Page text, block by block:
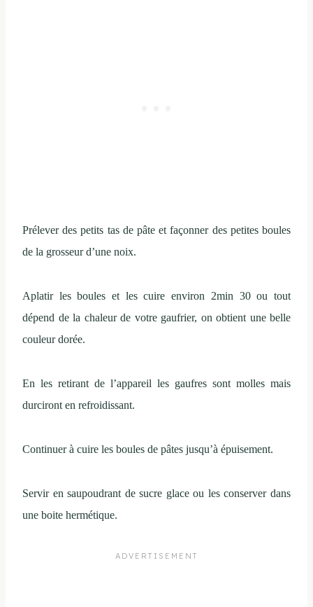
Prélever des petits tas de pâte et façonner des petites boules
de la grosseur d’une noix.
Aplatir les boules et les cuire environ 2min 30 ou tout
dépend de la chaleur de votre gaufrier, on obtient une belle
couleur dorée.
En les retirant de l’appareil les gaufres sont molles mais
durciront en refroidissant.
Continuer à cuire les boules de pâtes jusqu’à épuisement.
Servir en saupoudrant de sucre glace ou les conserver dans
une boite hermétique.